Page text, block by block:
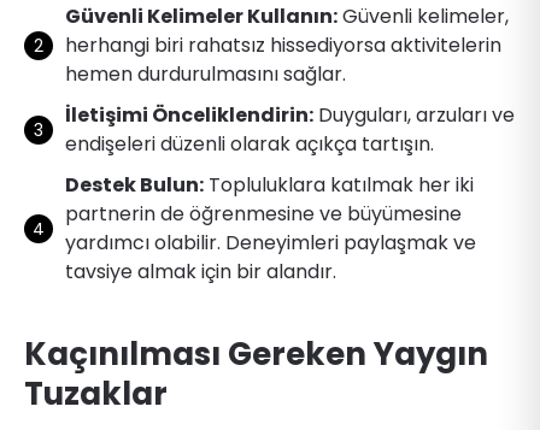
Güvenli Kelimeler Kullanın:Güvenli kelimeler,
herhangi biri rahatsız hissediyorsa aktivitelerin
hemen durdurulmasını sağlar.
İletişimi Önceliklendirin: Duyguları, arzuları ve
endişeleri düzenli olarak açıkça tartışın.
Destek Bulun: Topluluklara katılmak her iki
partnerin de öğrenmesine ve büyümesine
yardımcı olabilir. Deneyimleri paylaşmak ve
tavsiye almak için bir alandır.
Kaçınılması Gereken Yaygın
Tuzaklar